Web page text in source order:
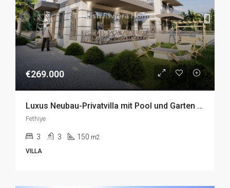
€269.000
Luxus Neubau-Privatvilla mit Pool und Garten im idyllischen Seydikemer, Fethiye zu Verkaufen
Fethiye
3 3 150 m2
VILLA